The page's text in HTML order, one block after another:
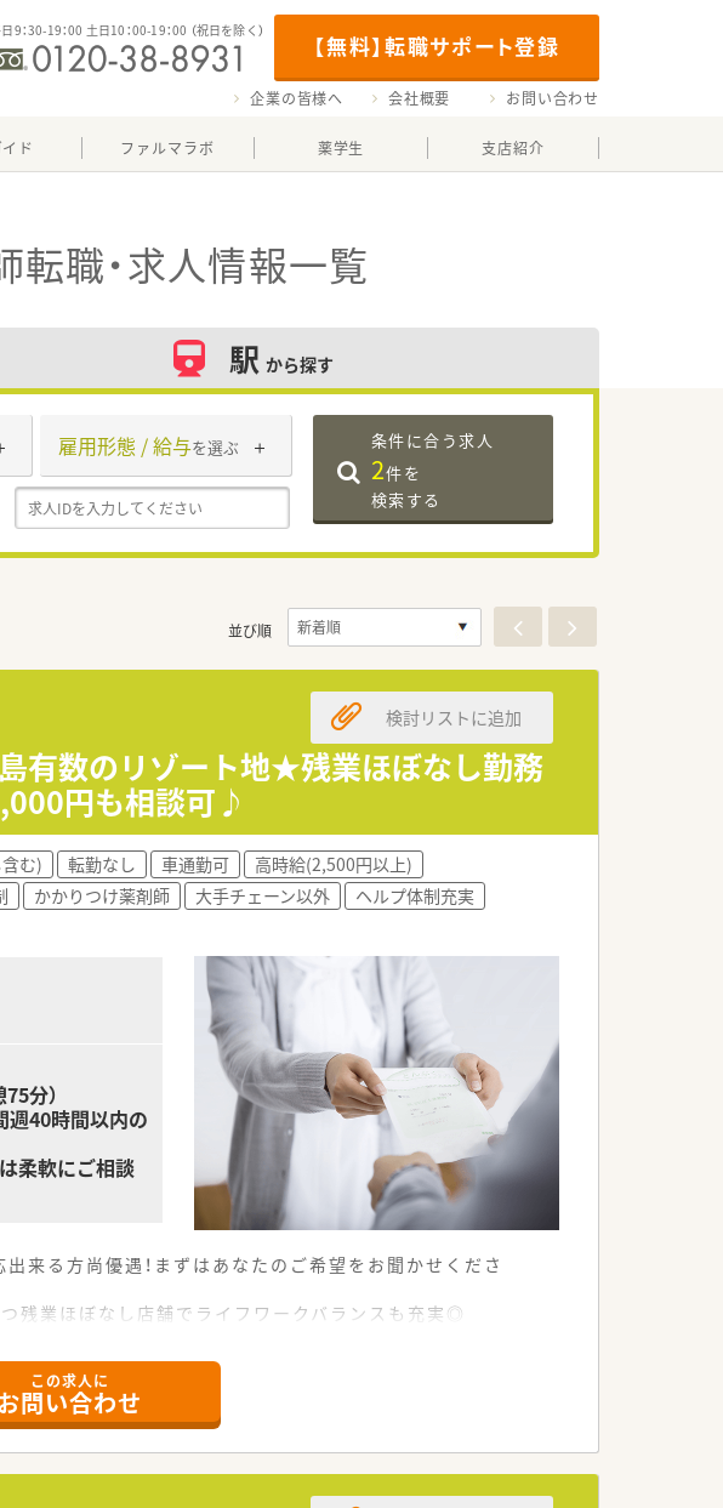
【無料】転職サポート登録
9：30-19：00 土日10：00-19：00 （祝日を除く）
企業の皆様へ 会社概要 お問い合わせ
ド ファルマラボ 薬学生 支店紹介
転職・求人情報一覧
駅 から探す
雇用形態 / 給与を選ぶ 条件に合う求人
2件を
検索する
並び順
有数のリゾート地★残業ほぼなし勤務
円も相談可♪
検討リストに追加
む) 転勤なし 車通勤可
高時給(2,500円以上)
かかりつけ薬剤師 大手チェーン以外
ヘルプ体制充実
分）
40時間以内の
柔軟にご相談
来る方尚優遇！まずはあなたのご希望をお聞かせくださ
残業ほぼなし店舗でライフワークバランスも充実◎
方大歓迎です。
この求人に
問い合わせ